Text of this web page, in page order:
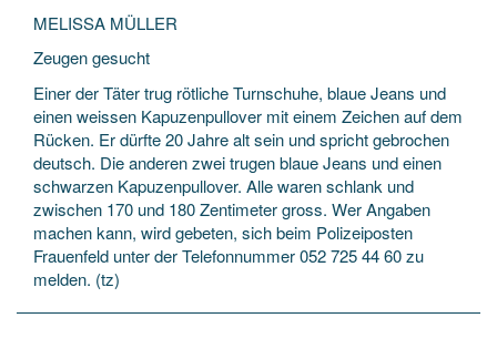
MELISSA MÜLLER
Zeugen gesucht
Einer der Täter trug rötliche Turnschuhe, blaue Jeans und
einen weissen Kapuzenpullover mit einem Zeichen auf dem
Rücken. Er dürfte 20 Jahre alt sein und spricht gebrochen
deutsch. Die anderen zwei trugen blaue Jeans und einen
schwarzen Kapuzenpullover. Alle waren schlank und
zwischen 170 und 180 Zentimeter gross. Wer Angaben
machen kann, wird gebeten, sich beim Polizeiposten
Frauenfeld unter der Telefonnummer 052 725 44 60 zu
melden. (tz)